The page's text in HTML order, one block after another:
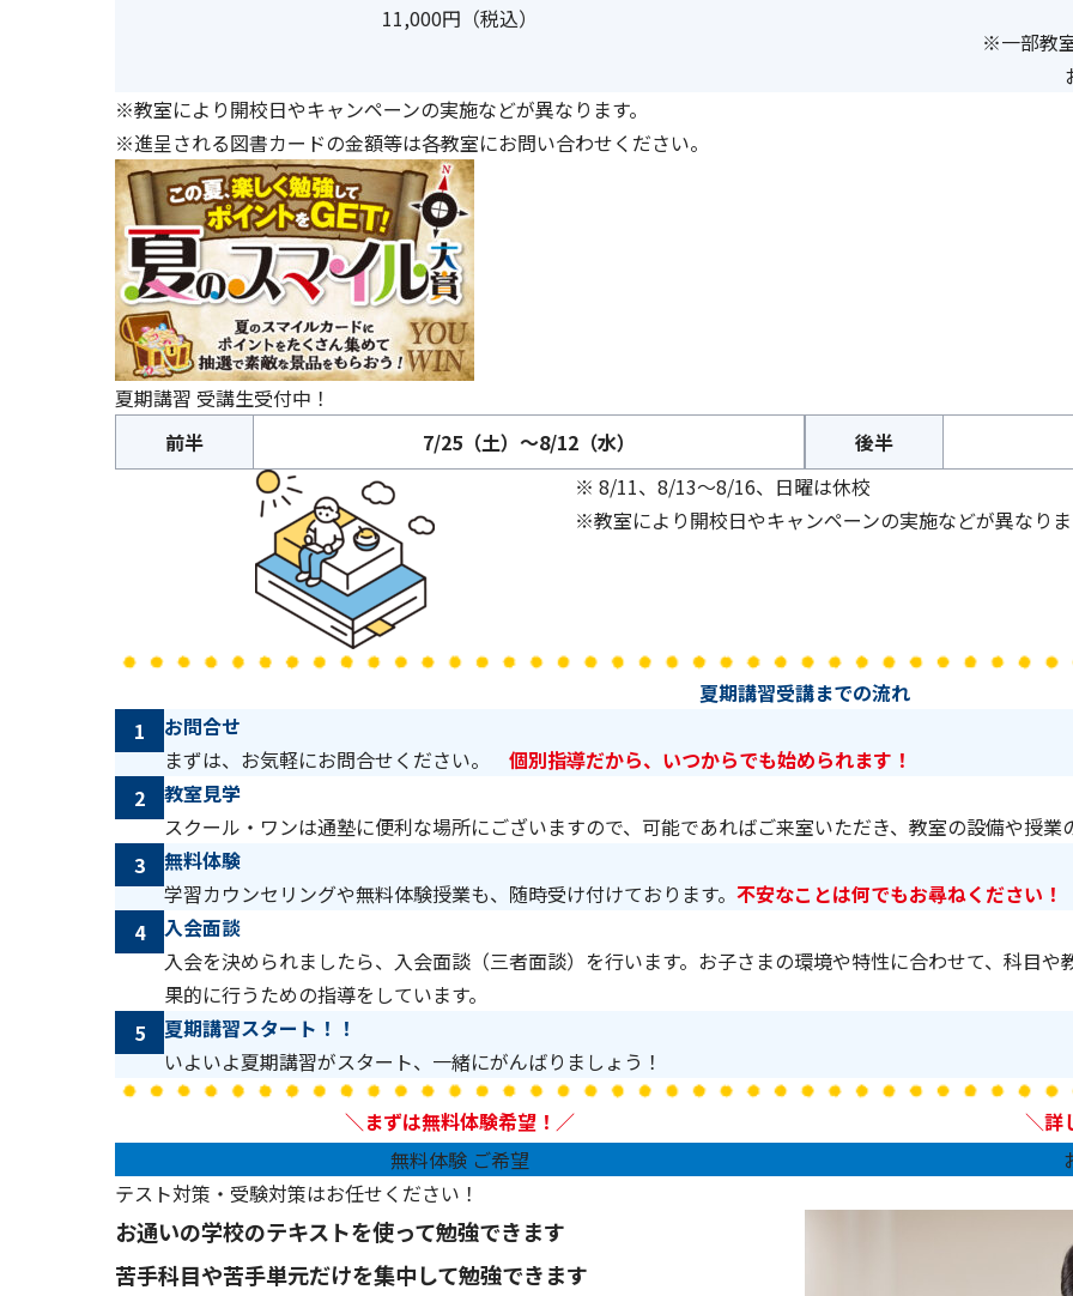
11,000円（税込）
※一部教
※教室により開校日やキャンペーンの実施などが異なります。
※進呈される図書カードの金額等は各教室にお問い合わせください。
夏期講習 受講生受付中！
前半
7/25（土）～8/12（水）
後半
※ 8/11、8/13～8/16、日曜は休校
※教室により開校日やキャンペーンの実施などが異なり
夏期講習受講までの流れ
1
お問合せ
まずは、お気軽にお問合せください。 個別指導だから、いつからでも始められます！
2
教室見学
スクール・ワンは通塾に便利な場所にございますので、可能であればご来室いただき、教室の設備や授業
3
無料体験
学習カウンセリングや無料体験授業も、随時受け付けております。 不安なことは何でもお尋ねください！
4
入会面談
入会を決められましたら、入会面談（三者面談）を行います。お子さまの環境や特性に合わせて、科目
果的に行うための指導をしています。
5
夏期講習スタート！！
いよいよ夏期講習がスタート、一緒にがんばりましょう！
＼まずは無料体験希望！／
無料体験 ご希望
＼詳
テスト対策・受験対策はお任せください！
お通いの学校のテキストを使って勉強できます
苦手科目や苦手単元だけを集中して勉強できます